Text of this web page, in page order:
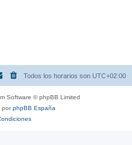
Todos los horarios son UTC+02:00
Software © phpBB Limited
porphpBB España